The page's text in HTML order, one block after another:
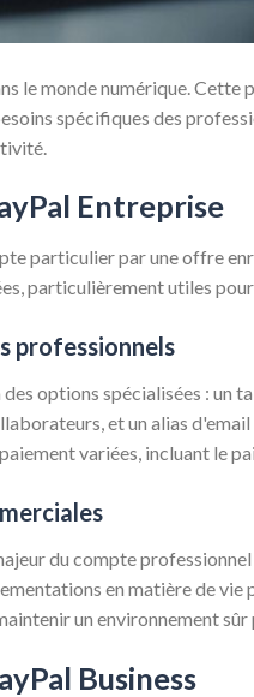
le monde numérique.
spécifiques des
Entreprise
particulier par une offre
particulièrement utiles
professionnels
options spécialisées : un
et un alias
variées, incluant le
du compte
en matière de
un environnement
Business